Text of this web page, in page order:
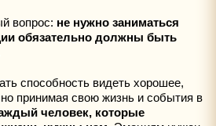
вопрос: не нужно заниматься
обязательно должны быть
способность видеть хорошее,
принимая свою жизнь и события в
человек, которые